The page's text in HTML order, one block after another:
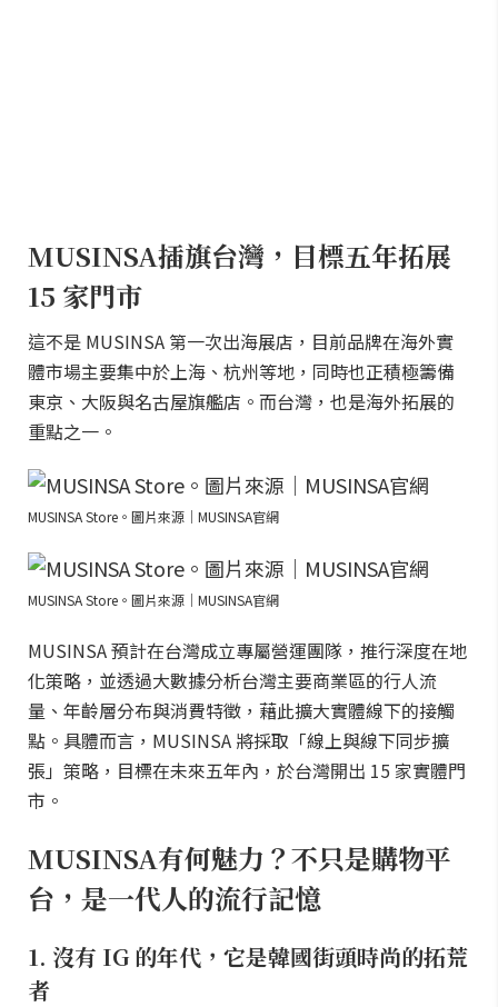
MUSINSA插旗台灣，目標五年拓展
15 家門市
這不是 MUSINSA 第一次出海展店，目前品牌在海外實
體市場主要集中於上海、杭州等地，同時也正積極籌備
東京、大阪與名古屋旗艦店。而台灣，也是海外拓展的
重點之一。
MUSINSA Store。圖片來源｜MUSINSA官網
MUSINSA Store。圖片來源｜MUSINSA官網
MUSINSA 預計在台灣成立專屬營運團隊，推行深度在地
化策略，並透過大數據分析台灣主要商業區的行人流
量、年齡層分布與消費特徵，藉此擴大實體線下的接觸
點。具體而言，MUSINSA 將採取「線上與線下同步擴
張」策略，目標在未來五年內，於台灣開出 15 家實體門
市。
MUSINSA有何魅力？不只是購物平
台，是一代人的流行記憶
1. 沒有 IG 的年代，它是韓國街頭時尚的拓荒
者